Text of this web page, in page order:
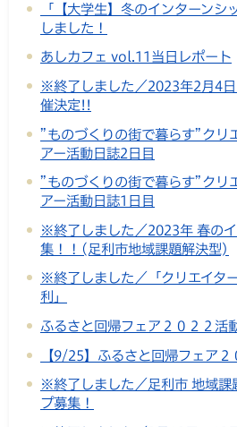
「【大学生】冬のインターンシ
しました！
あしカフェ vol.11当日レポート
※終了しました／2023年2月4
催決定!!
”ものづくりの街で暮らす”クリ
アー活動日誌2日目
”ものづくりの街で暮らす”クリ
アー活動日誌1日目
※終了しました／2023年 春の
集！！(足利市地域課題解決型)
※終了しました／「クリエイタ
利」
ふるさと回帰フェア２０２２活
【9/25】ふるさと回帰フェア２
※終了しました／足利市 地域課
プ募集！